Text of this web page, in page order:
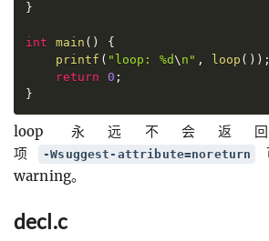
}
int main ( )
{
printf ( " loop: %d\ n " , loop ( ) ) ;
return
0
}
loop 永远不会返
项
-Wsuggest-attribute=noreturn
warning。
decl.c